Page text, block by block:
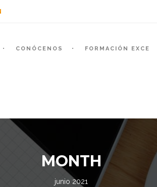
CONÓCENOS FORMACIÓN EXCE
MONTH
junio 2021